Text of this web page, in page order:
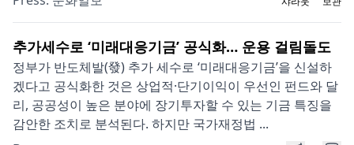
추가세수로 ‘미래대응기금’ 공식화… 운용 걸림돌도
정부가 반도체발(發) 추가 세수로 ‘미래대응기금’을 신설하
겠다고 공식화한 것은 상업적·단기이익이 우선인 펀드와 달
리, 공공성이 높은 분야에 장기투자할 수 있는 기금 특징을
감안한 조치로 분석된다. 하지만 국가재정법 ...